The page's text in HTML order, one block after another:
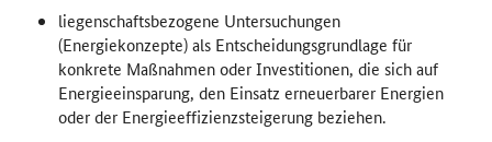
liegenschaftsbezogene Untersuchungen
(Energiekonzepte) als Entscheidungsgrundlage für
konkrete Maßnahmen oder Investitionen, die sich auf
Energieeinsparung, den Einsatz erneuerbarer Energien
oder der Energieeffizienzsteigerung beziehen.